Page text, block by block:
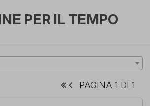
PER IL TEMPO
PAGINA 1 DI 1